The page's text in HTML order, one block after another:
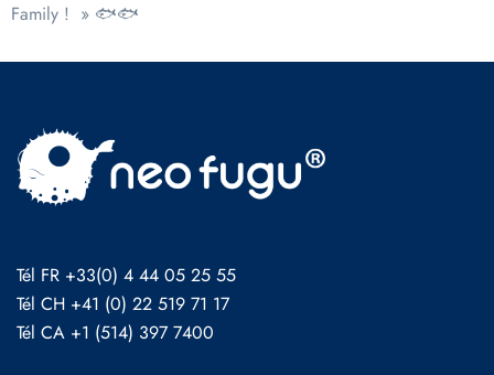
Family ! » 🐟🐟
Tél FR +33(0) 4 44 05 25 55
Tél CH +41 (0) 22 519 71 17
Tél CA +1 (514) 397 7400